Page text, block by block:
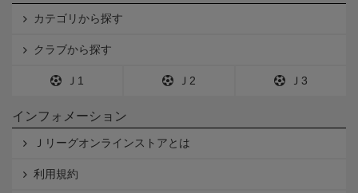
カテゴリから探す
クラブから探す
Ｊ1 Ｊ2 Ｊ3
インフォメーション
Ｊリーグオンラインストアとは
利用規約